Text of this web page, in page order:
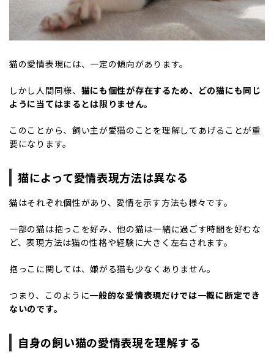
猫の愛情表現には、一定の傾向があります。
しかし人間同様、 猫にも個性が存在するため、どの猫にも同じ
ように当てはまるとは限りません。
このことから、飼い主が愛猫のことを理解してあげることが重
要になります。
猫によって愛情表現方法は異なる
猫はそれぞれ個性があり、愛情を示す方法も様々です。
一部の猫は抱っこを好み、他の猫は一緒に過ごす時間を好むな
ど、表現方法は猫の性格や経験に大きく左右されます。
抱っこに関しては、嫌がる猫も少なくありません。
つまり、このように一般的な愛情表現だけでは一概に断定でき
ないのです。
自身の飼い猫の愛情表現を理解する